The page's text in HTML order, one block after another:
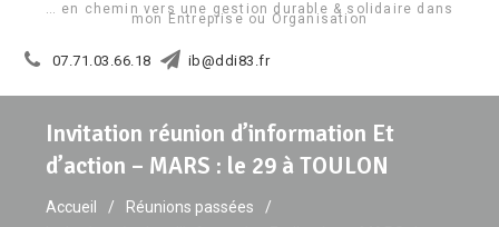
… en chemin vers une gestion durable & solidaire dans
mon Entreprise ou Organisation
07.71.03.66.18 ib@ddi83.fr
Invitation réunion d’information Et
d’action – MARS : le 29 à TOULON
Accueil
Réunions passées